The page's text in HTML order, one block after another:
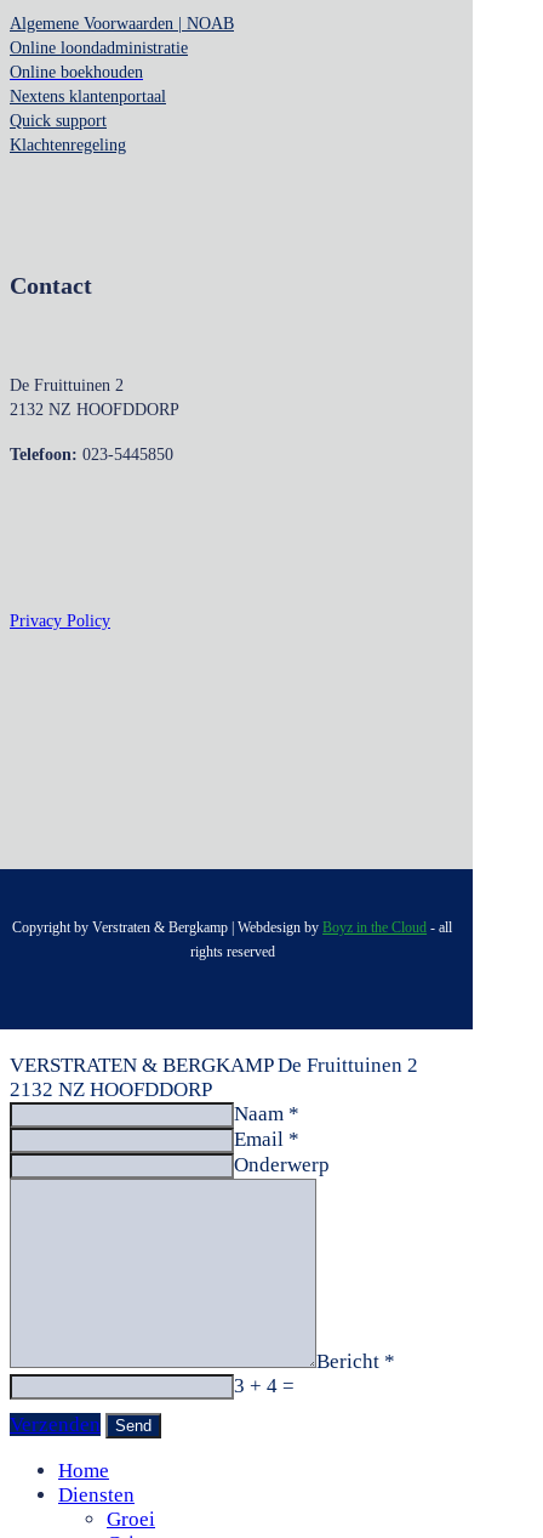
Algemene Voorwaarden | NOAB
Online loondadministratie
Online boekhouden
Nextens klantenportaal
Quick support
Klachtenregeling
Contact
De Fruittuinen 2
2132 NZ HOOFDDORP
Telefoon: 023-5445850
Privacy Policy
Copyright by Verstraten & Bergkamp | Webdesign byBoyz in the Cloud - all
rights reserved
VERSTRATEN & BERGKAMP De Fruittuinen 2
2132 NZ HOOFDDORP
Naam *
Email *
Onderwerp
Bericht *
3 + 4 =
Verzenden
Home
Diensten
Groei